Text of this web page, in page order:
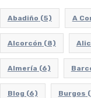
Abadiño (5) A
Alcorcón (8)
Almería (6)
Blog (6) Burgos